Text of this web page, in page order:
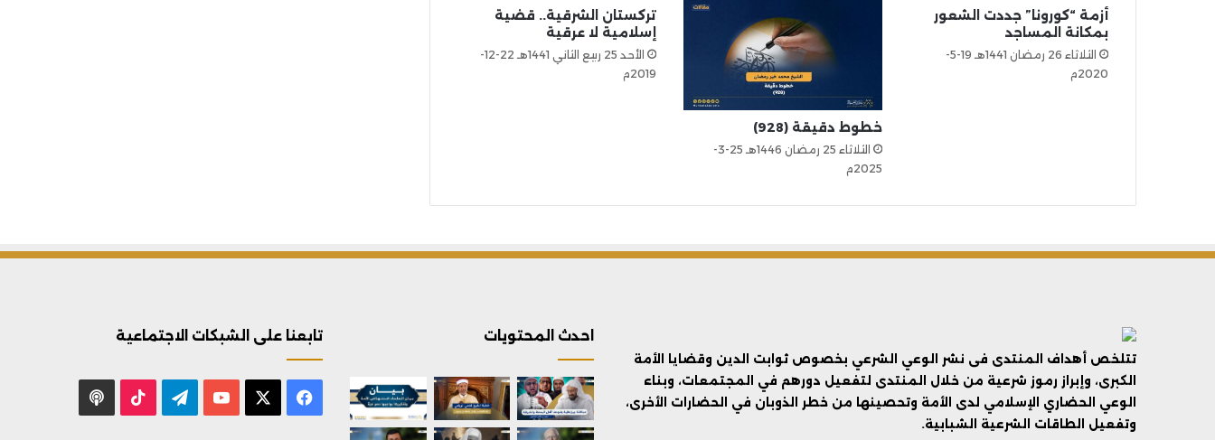
أزمة “كورونا” جددت الشعور
بمكانة المساجد
الثلاثاء 26 رمضان 1441هـ 19-5-
2020م
خطوط دقيقة (928)
الثلاثاء 25 رمضان 1446هـ 25-3-
2025م
تركستان الشرقية.. قضية
إسلامية لا عرقية
الأحد 25 ربيع الثاني 1441هـ 22-12-
2019م
تتلخص أهداف المنتدى فى نشر الوعي الشرعي بخصوص ثوابت الدين وقضايا الأمة
الكبرى، وإبراز رموز شرعية من خلال المنتدى لتفعيل دورهم في المجتمعات، وبناء
الوعي الحضاري الإسلامي لدى الأمة وتحصينها من خطر الذوبان في الحضارات الأخرى،
وتفعيل الطاقات الشرعية الشبابية.
احدث المحتويات تابعنا على الشبكات الاجتماعية
فيسبوك يوتيوب تيلقرام ‫TikTok